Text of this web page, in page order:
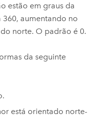
estão em graus da
aumentando no
norte. O padrão é 0.
da seguinte
está orientado norte-